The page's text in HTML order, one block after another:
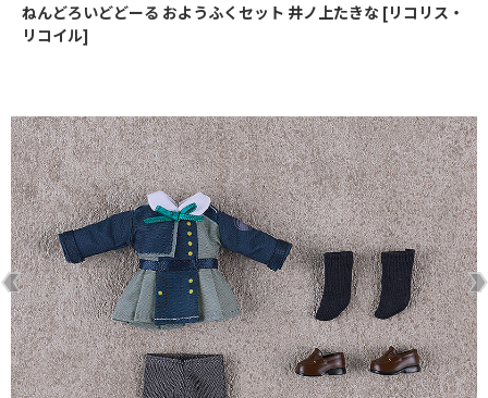
ねんどろいどどーる おようふくセット 井ノ上たきな [リコリス・
リコイル]